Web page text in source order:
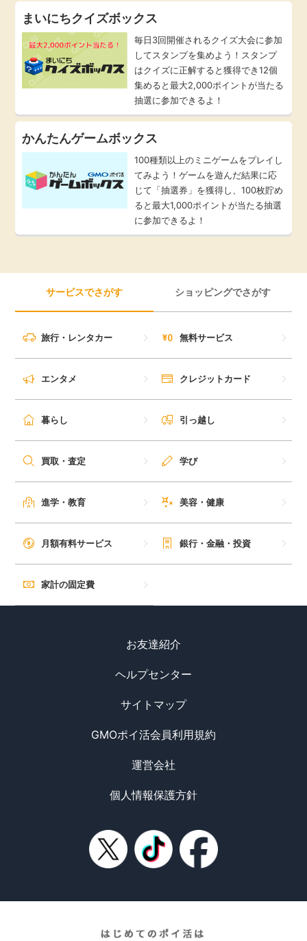
まいにちクイズボックス
毎日3回開催されるクイズ大会に参加
してスタンプを集めよう！スタンプ
はクイズに正解すると獲得でき12個
集めると最大2,000ポイントが当たる
抽選に参加できるよ！
かんたんゲームボックス
100種類以上のミニゲームをプレイし
てみよう！ゲームを遊んだ結果に応
じて「抽選券」を獲得し、100枚貯め
ると最大1,000ポイントが当たる抽選
に参加できるよ！
サービスでさがす ショッピングでさがす
旅行・レンタカー 無料サービス
エンタメ クレジットカード
暮らし 引っ越し
買取・査定 学び
進学・教育 美容・健康
月額有料サービス 銀行・金融・投資
家計の固定費
お友達紹介
ヘルプセンター
サイトマップ
GMOポイ活会員利用規約
運営会社
個人情報保護方針